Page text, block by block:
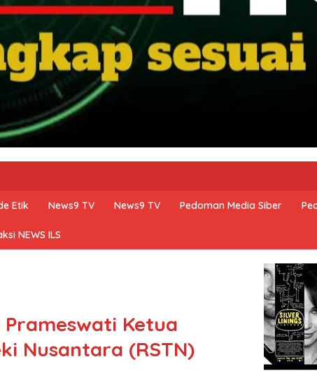
Etik News9 TV News9 TV Pedoman Media Siber
NEWS ILS
Prameswati Ketua
Nusantara (RSTN)